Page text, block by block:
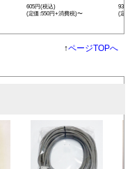
605円(税込)
(定価:550円+消費税)〜
935
(定
↑ページTOPへ